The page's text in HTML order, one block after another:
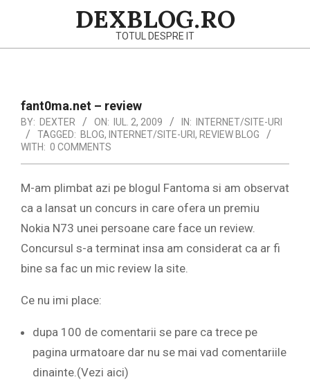
DEXBLOG.RO
TOTUL DESPRE IT
Navigation
Menu
fant0ma.net – review
BY: DEXTER ON: IUL. 2, 2009 IN:
INTERNET/SITE-URI
TAGGED: BLOG, INTERNET/SITE-URI , REVIEW BLOG
WITH: 0 COMMENTS
M-am plimbat azi pe blogul Fantoma si am observat
ca a lansat un concurs in care ofera un premiu
Nokia N73 unei persoane care face un review.
Concursul s-a terminat insa am considerat ca ar fi
bine sa fac un mic review la site.
Ce nu imi place:
dupa 100 de comentarii se pare ca trece pe
pagina urmatoare dar nu se mai vad comentariile
dinainte.(Vezi aici)